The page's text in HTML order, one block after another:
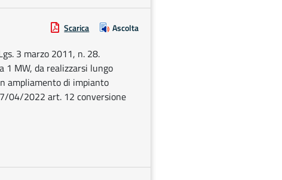
Scarica Ascolta
3 marzo 2011, n. 28.
1 MW, da realizzarsi lungo
ampliamento di impianto
04/2022 art. 12 conversione